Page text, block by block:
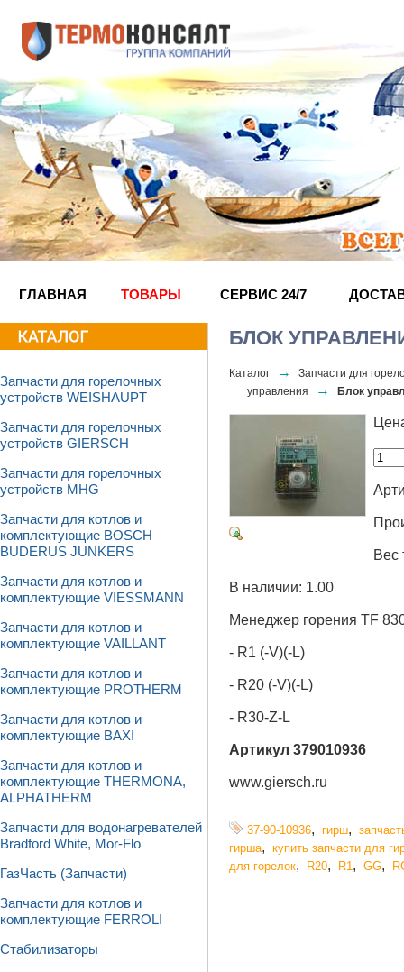
ГЛАВНАЯ ТОВАРЫ СЕРВИС 24/7
Запчасти для горелочных
устройств WEISHAUPT
Запчасти для горелочных
устройств GIERSCH
Запчасти для горелочных
устройств MHG
Запчасти для котлов и
комплектующие BOSCH
BUDERUS JUNKERS
Запчасти для котлов и
комплектующие VIESSMANN
Запчасти для котлов и
комплектующие VAILLANT
Запчасти для котлов и
комплектующие PROTHERM
Запчасти для котлов и
комплектующие BAXI
Запчасти для котлов и
комплектующие THERMONA,
ALPHATHERM
Запчасти для водонагревателей
Bradford White, Mor-Flo
ГазЧасть (Запчасти)
Запчасти для котлов и
комплектующие FERROLI
Стабилизаторы
БЛОК
Каталог →
Запчасти для
управления
→ Блок
Вес
В наличии: 1.00
Менеджер горения TF
- R1 (-V)(-L)
- R20 (-V)(-L)
- R30-Z-L
Артикул 379010936
www.giersch.ru
37-90-10936, гирш,
гирша, купить запчасти для
для горелок, R20, R1 , GG,